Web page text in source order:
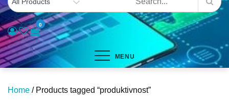
0
MENU
Home / Products tagged “produktivnost”